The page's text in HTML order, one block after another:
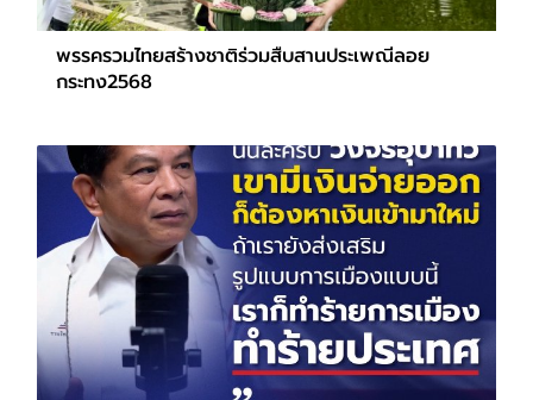
พรรครวมไทยสร้างชาติร่วมสืบสานประเพณีลอย
กระทง2568